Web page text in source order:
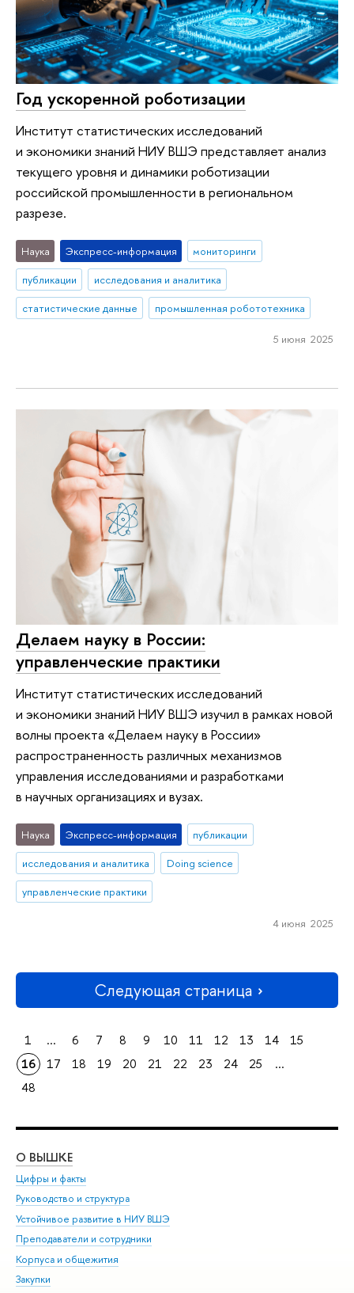
Год ускоренной роботизации
Институт статистических исследований
и экономики знаний НИУ ВШЭ представляет анализ
текущего уровня и динамики роботизации
российской промышленности в региональном
разрезе.
Наука Экспресс-информация
мониторинги
публикации
исследования и аналитика
статистические данные
промышленная робототехника
5 июня 2025
Делаем науку в России:
управленческие практики
Институт статистических исследований
и экономики знаний НИУ ВШЭ изучил в рамках новой
волны проекта «Делаем науку в России»
распространенность различных механизмов
управления исследованиями и разработками
в научных организациях и вузах.
Наука Экспресс-информация
публикации
исследования и аналитика
Doing science
управленческие практики
4 июня 2025
Следующая страница
1 ... 6 7 8 9 10 11 12 13 14
15
16
17 18 19 20 21 22 23 24 25
...
48
О ВЫШКЕ
Цифры и факты
Руководство и структура
Устойчивое развитие в НИУ ВШЭ
Преподаватели и сотрудники
Корпуса и общежития
Закупки